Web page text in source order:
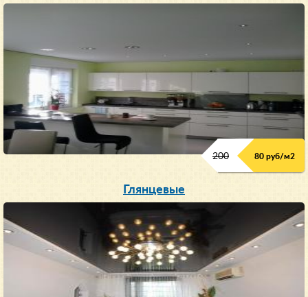
200 80 руб/м2
Глянцевые